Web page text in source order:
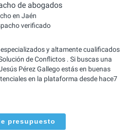
de abogados
en Jaén
verificado
y altamente cualificados
de Conflictos . Si buscas una
Pérez Gallego estás en buenas
en la plataforma desde hace7
presupuesto